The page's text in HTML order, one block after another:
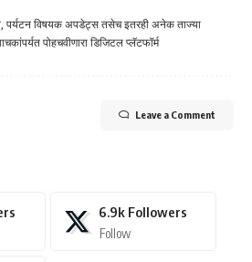
पर्यटन विषयक अपडेट्स तसेच इतरही अनेक ताज्या
पोहचवीणारा डिजिटल प्लॅटफॉर्म
Leave a Comment
6.9k Followers
Follow